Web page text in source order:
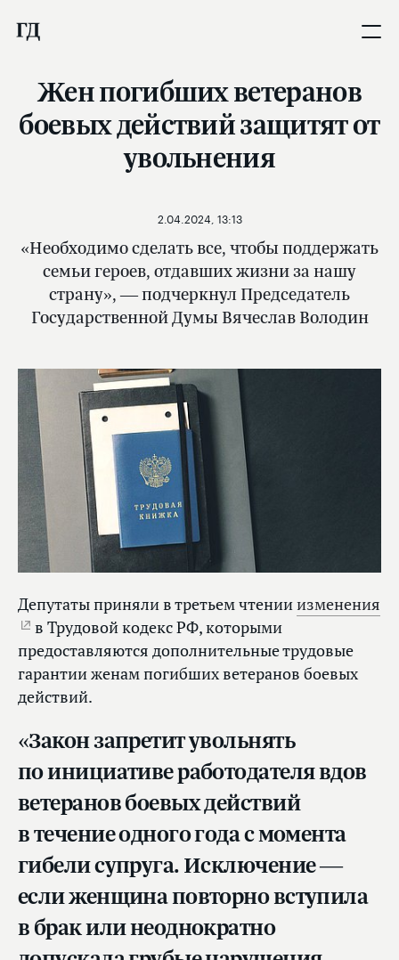
Жен погибших ветеранов
боевых действий защитят от
увольнения
«Необходимо сделать все, чтобы поддержать
семьи героев, отдавших жизни за нашу
страну», — подчеркнул Председатель
Государственной Думы Вячеслав Володин
2.04.2024, 13:13
Депутаты приняли в третьем чтенииизменения
в Трудовой кодекс РФ, которыми
предоставляются дополнительные трудовые
гарантии женам погибших ветеранов боевых
действий.
«Закон запретит увольнять
по инициативе работодателя вдов
ветеранов боевых действий
в течение одного года с момента
гибели супруга. Исключение —
если женщина повторно вступила
в брак или неоднократно